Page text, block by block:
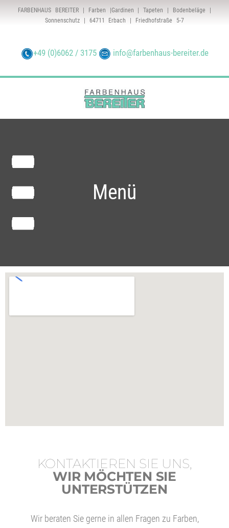
FARBENHAUS BEREITER | Farben |Gardinen | Tapeten | Bodenbeläge |
Sonnenschutz | 64711 Erbach | Friedhofstraße 5-7
+49 (0)6062 / 3175 info@farbenhaus-bereiter.de
Menü
KONTAKTIEREN SIE UNS,
WIR MÖCHTEN SIE
UNTERSTÜTZEN
Wir beraten Sie gerne in allen Fragen zu Farben,